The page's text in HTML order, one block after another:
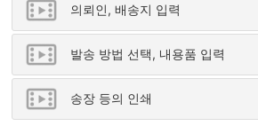
의뢰인, 배송지 입력
발송 방법 선택, 내용품 입력
송장 등의 인쇄